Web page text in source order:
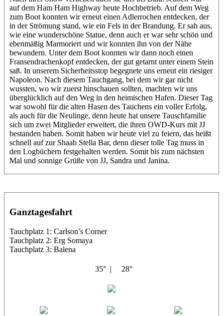
auf dem Ham Ham Highway heute Hochbetrieb. Auf dem Weg
zum Boot konnten wir erneut einen Adlerrochen entdecken, der
in der Strömung stand, wie ein Fels in der Brandung. Er sah aus,
wie eine wunderschöne Statue, denn auch er war sehr schön und
ebenmäßig Marmoriert und wir konnten ihn von der Nähe
bewundern. Unter dem Boot konnten wir dann noch einen
Fransendrachenkopf entdecken, der gut getarnt unter einem Stein
saß. In unserem Sicherheitsstop begegnete uns erneut ein riesiger
Napoleon. Nach diesem Tauchgang, bei dem wir gar nicht
wussten, wo wir zuerst hinschauen sollten, machten wir uns
überglücklich auf den Weg in den heimischen Hafen. Dieser Tag
war sowohl für die alten Hasen des Tauchens ein voller Erfolg,
als auch für die Neulinge, denn heute hat unsere Tauschfamilie
sich um zwei Mitglieder erweitert, die ihren OWD-Kurs mit JJ
bestanden haben. Somit haben wir heute viel zu feiern, das heißt
schnell auf zur Shaab Stella Bar, denn dieser tolle Tag muss in
den Logbüchern festgehalten werden. Somit bis zum nächsten
Mal und sonnige Grüße von JJ, Sandra und Janina.
Ganztagesfahrt
Tauchplatz 1: Carlson’s Corner
Tauchplatz 2: Erg Somaya
Tauchplatz 3: Balena
35° | 28°